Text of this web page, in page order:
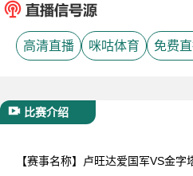
高清直播 咪咕体育 免费
比赛介绍
【赛事名称】 卢旺达爱国军VS金字